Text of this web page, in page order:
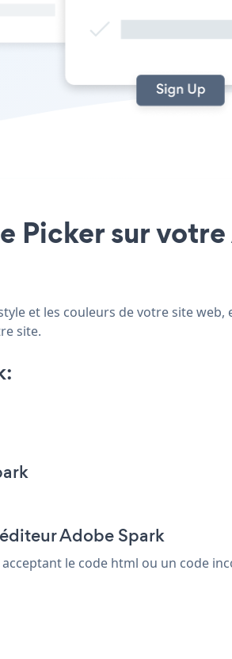
sur
et les couleurs de votre site
site.
Adobe Spark
le code html ou un code